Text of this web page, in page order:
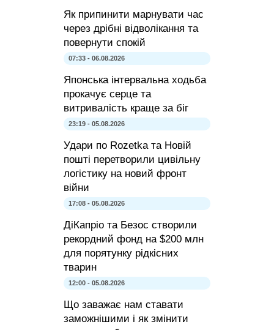
Як припинити марнувати час
через дрібні відволікання та
повернути спокій
07:33 - 06.08.2026
Японська інтервальна ходьба
прокачує серце та
витривалість краще за біг
23:19 - 05.08.2026
Удари по Rozetka та Новій
пошті перетворили цивільну
логістику на новий фронт
війни
17:08 - 05.08.2026
ДіКапріо та Безос створили
рекордний фонд на $200 млн
для порятунку рідкісних
тварин
12:00 - 05.08.2026
Що заважає нам ставати
заможнішими і як змінити